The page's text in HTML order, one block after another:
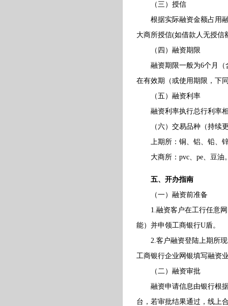
（三）授信
根据实际融资金额占用融
大商所授信(如借款人无授信
（四）融资期限
融资期限一般为6个月（含
在有效期（或使用期限，下
（五）融资利率
融资利率执行总行利率相
（六）交易品种（持续
上期所：铜、铝、铅、锌
大商所：pvc、pe、豆油
五、开办指南
（一）融资前准备
1.融资客户在工行任意网
能）并申领工商银行U盾。
2.客户融资登陆上期所现
工商银行企业网银填写融资
（二）融资审批
融资申请信息由银行根据
台，若审批结果通过，线上